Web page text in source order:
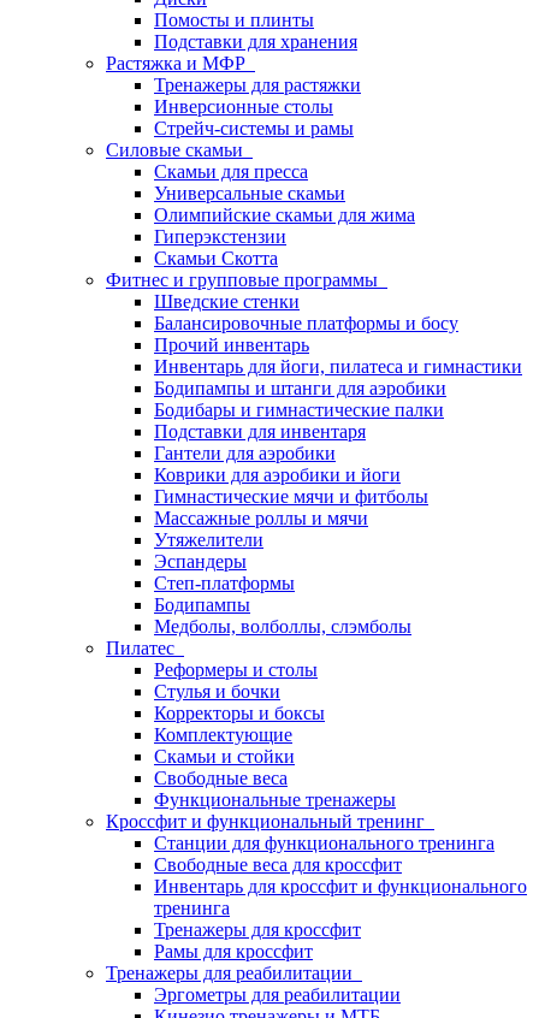
Помосты и плинты
Подставки для хранения
Растяжка и МФР
Тренажеры для растяжки
Инверсионные столы
Стрейч-системы и рамы
Силовые скамьи
Скамьи для пресса
Универсальные скамьи
Олимпийские скамьи для жима
Гиперэкстензии
Скамьи Скотта
Фитнес и групповые программы
Шведские стенки
Балансировочные платформы и босу
Прочий инвентарь
Инвентарь для йоги, пилатеса и гимнастики
Бодипампы и штанги для аэробики
Бодибары и гимнастические палки
Подставки для инвентаря
Гантели для аэробики
Коврики для аэробики и йоги
Гимнастические мячи и фитболы
Массажные роллы и мячи
Утяжелители
Эспандеры
Степ-платформы
Бодипампы
Медболы, волболлы, слэмболы
Пилатес
Реформеры и столы
Стулья и бочки
Корректоры и боксы
Комплектующие
Скамьи и стойки
Свободные веса
Функциональные тренажеры
Кроссфит и функциональный тренинг
Станции для функционального тренинга
Свободные веса для кроссфит
Инвентарь для кроссфит и функционального
тренинга
Тренажеры для кроссфит
Рамы для кроссфит
Тренажеры для реабилитации
Эргометры для реабилитации